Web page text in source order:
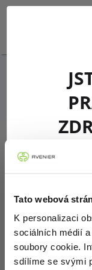
Tato webová
K personalizaci
sociálních médií
soubory cookie.
sdílíme se svými
20.11.2025
Jsem
humánní
oprávněnou
Potvrzuji,